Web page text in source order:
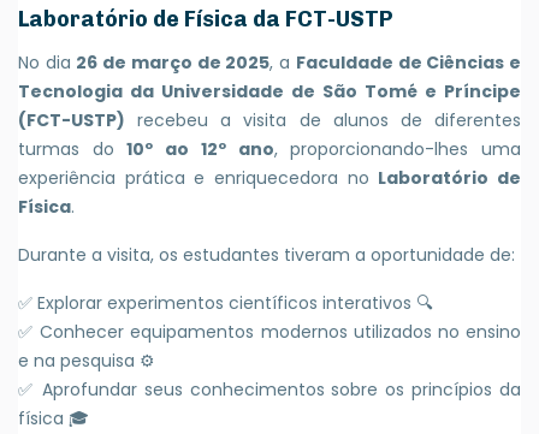
Laboratório de Física da FCT-USTP
No dia 26 de março de 2025, a Faculdade de Ciências e
Tecnologia da Universidade de São Tomé e Príncipe
(FCT-USTP) recebeu a visita de alunos de diferentes
turmas do10º ao 12º ano, proporcionando-lhes uma
experiência prática e enriquecedora no Laboratório de
Física.
Durante a visita, os estudantes tiveram a oportunidade de:
✅ Explorar experimentos científicos interativos 🔍
✅ Conhecer equipamentos modernos utilizados no ensino
e na pesquisa ⚙️
✅ Aprofundar seus conhecimentos sobre os princípios da
física 🎓